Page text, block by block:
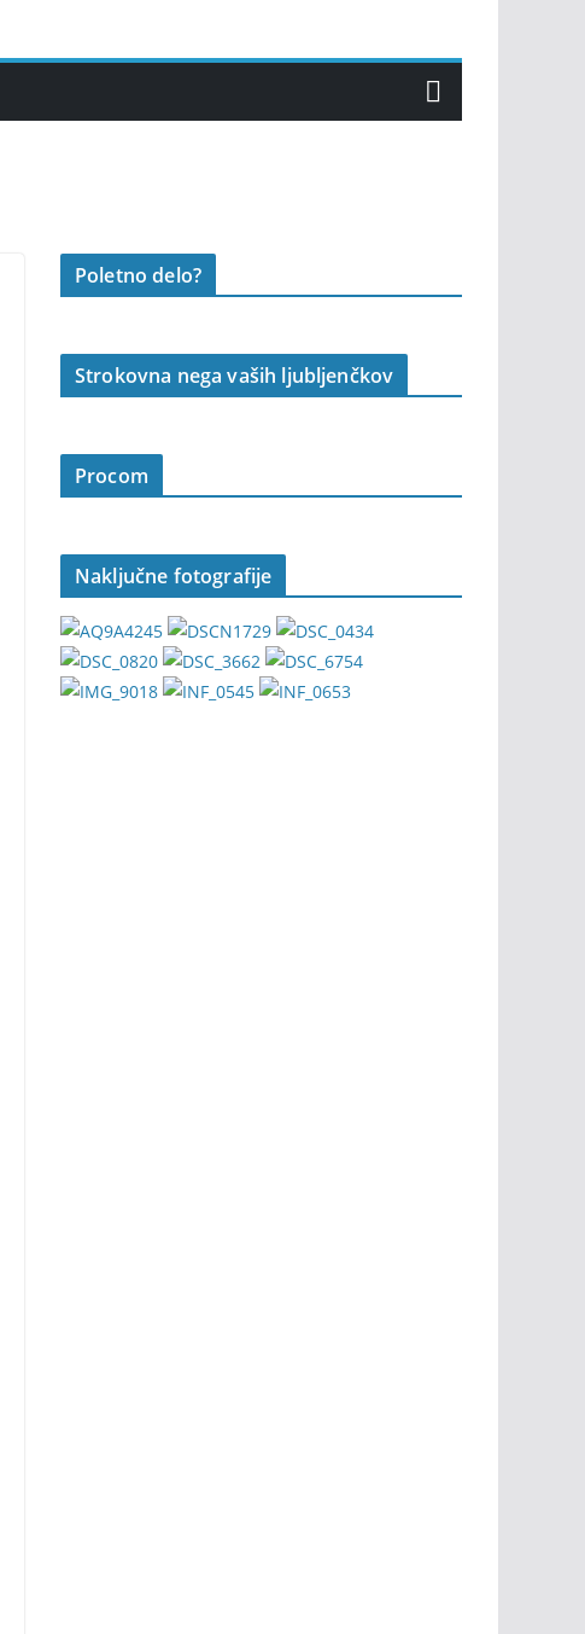
Poletno delo?
Strokovna nega vaših ljubljenčkov
Procom
Naključne fotografije